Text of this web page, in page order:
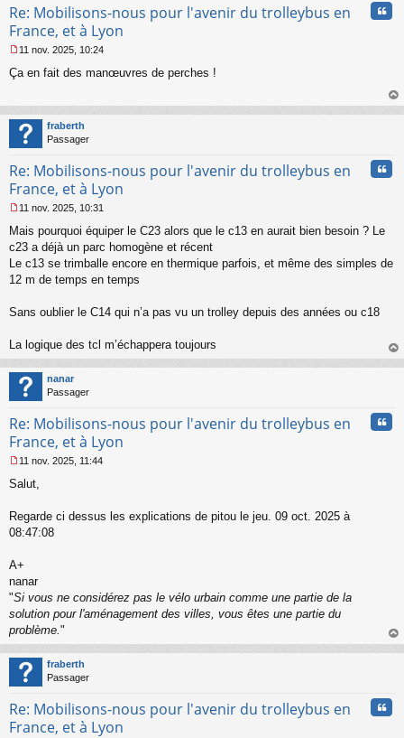
o
u
Re: Mobilisons-nous pour l'avenir du trolleybus en
France, et à Lyon
e
a
g
e
o
u
11 nov. 2025, 10:24
Ça en fait des manœuvres de perches !
au
fraberth
Passager
Re: Mobilisons-nous pour l'avenir du trolleybus en
France, et à Lyon
e
s
g
n
u
11 nov. 2025, 10:31
Mais pourquoi équiper le C23 alors que le c13 en aurait bien besoin ? Le
c23 a déjà un parc homogène et récent
Le c13 se trimballe encore en thermique parfois, et même des simples de
12 m de temps en temps
Sans oublier le C14 qui n’a pas vu un trolley depuis des années ou c18
La logique des tcl m’échappera toujours
au
nanar
Passager
Re: Mobilisons-nous pour l'avenir du trolleybus en
France, et à Lyon
e
s
a
g
n
o
n
u
11 nov. 2025, 11:44
Salut,
Regarde ci dessus les explications de pitou le jeu. 09 oct. 2025 à
08:47:08
A+
nanar
"Si vous ne considérez pas le vélo urbain comme une partie de la
solution pour l'aménagement des villes, vous êtes une partie du
problème. "
au
fraberth
Passager
Re: Mobilisons-nous pour l'avenir du trolleybus en
France, et à Lyon